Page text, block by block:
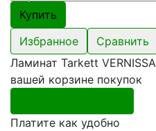
Избранное
Сравнить
Ламинат Tarkett
вашей корзине покупок
Платите как удобно